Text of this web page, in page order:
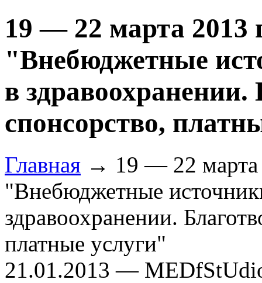
19 — 22 марта 2013
"Внебюджетные
в здравоохранении.
спонсорство,
Главная → 19 — 22 марта
"Внебюджетные
здравоохранении.
платные услуги"
21.01.2013 —